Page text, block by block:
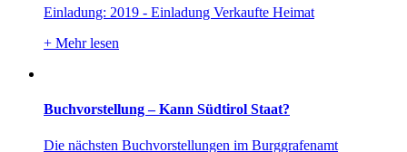
Einladung: 2019 - Einladung Verkaufte Heimat
+ Mehr lesen
Buchvorstellung – Kann Südtirol Staat?
Die nächsten Buchvorstellungen im Burggrafenamt